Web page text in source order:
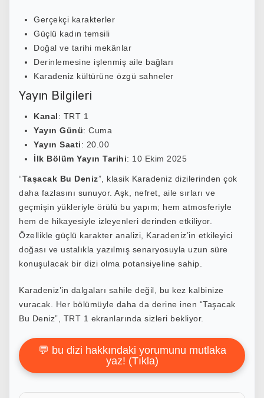
Gerçekçi karakterler
Güçlü kadın temsili
Doğal ve tarihi mekânlar
Derinlemesine işlenmiş aile bağları
Karadeniz kültürüne özgü sahneler
Yayın Bilgileri
Kanal: TRT 1
Yayın Günü: Cuma
Yayın Saati: 20.00
İlk Bölüm Yayın Tarihi: 10 Ekim 2025
“Taşacak Bu Deniz”, klasik Karadeniz dizilerinden çok
daha fazlasını sunuyor. Aşk, nefret, aile sırları ve
geçmişin yükleriyle örülü bu yapım; hem atmosferiyle
hem de hikayesiyle izleyenleri derinden etkiliyor.
Özellikle güçlü karakter analizi, Karadeniz’in etkileyici
doğası ve ustalıkla yazılmış senaryosuyla uzun süre
konuşulacak bir dizi olma potansiyeline sahip.
Karadeniz’in dalgaları sahile değil, bu kez kalbinize
vuracak. Her bölümüyle daha da derine inen “Taşacak
Bu Deniz”, TRT 1 ekranlarında sizleri bekliyor.
💬 bu dizi hakkındaki yorumunu mutlaka
yaz! (Tıkla)